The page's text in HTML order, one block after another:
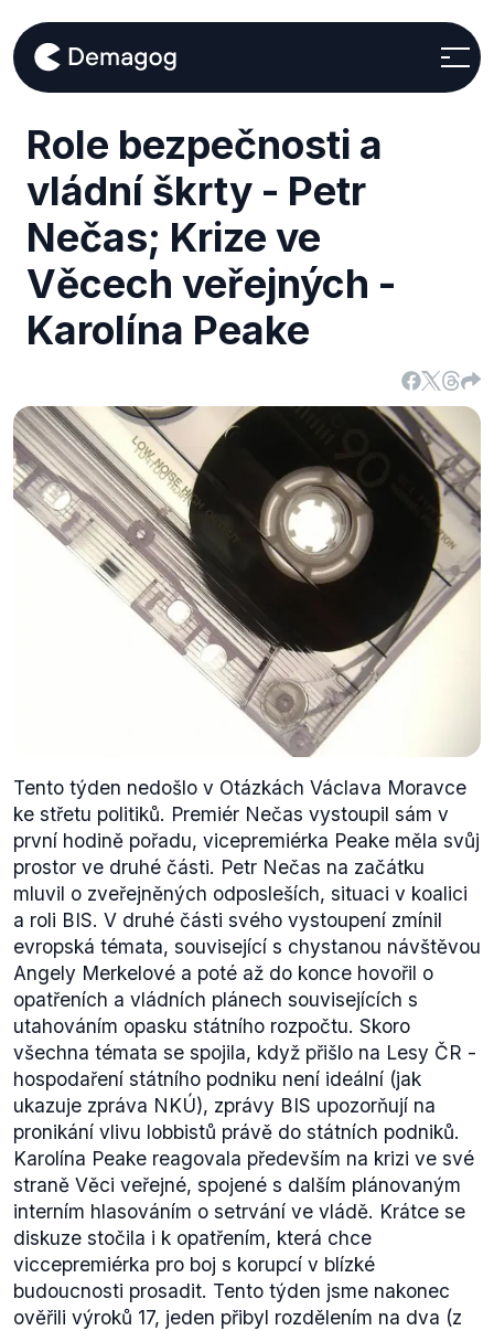
Role bezpečnosti a
vládní škrty - Petr
Nečas; Krize ve
Věcech veřejných -
Karolína Peake
Tento týden nedošlo v Otázkách Václava Moravce
ke střetu politiků. Premiér Nečas vystoupil sám v
první hodině pořadu, vicepremiérka Peake měla svůj
prostor ve druhé části. Petr Nečas na začátku
mluvil o zveřejněných odposleších, situaci v koalici
a roli BIS. V druhé části svého vystoupení zmínil
evropská témata, související s chystanou návštěvou
Angely Merkelové a poté až do konce hovořil o
opatřeních a vládních plánech souvisejících s
utahováním opasku státního rozpočtu. Skoro
všechna témata se spojila, když přišlo na Lesy ČR -
hospodaření státního podniku není ideální (jak
ukazuje zpráva NKÚ), zprávy BIS upozorňují na
pronikání vlivu lobbistů právě do státních podniků.
Karolína Peake reagovala především na krizi ve své
straně Věci veřejné, spojené s dalším plánovaným
interním hlasováním o setrvání ve vládě. Krátce se
diskuze stočila i k opatřením, která chce
viccepremiérka pro boj s korupcí v blízké
budoucnosti prosadit. Tento týden jsme nakonec
ověřili výroků 17, jeden přibyl rozdělením na dva (z